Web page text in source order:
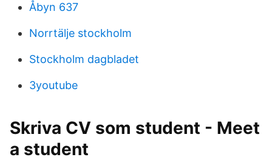
Åbyn 637
Norrtälje stockholm
Stockholm dagbladet
3youtube
Skriva CV som student - Meet
a student